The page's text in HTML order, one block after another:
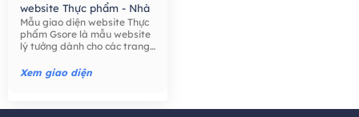
website Thực phẩm - Nhà
Hàng,Mẫu giao diện
website Bán hàng -
Thương mại điện tử,
Mẫu giao diện website Thực
phẩm Gsore là mẫu website
lý tưởng dành cho các trang
phẩm, công ty thực phẩm,
thực phẩm hữu cơ, nước ép
Xem giao diện